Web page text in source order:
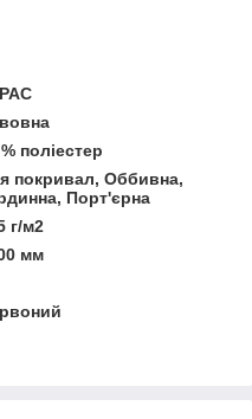
поліестер
покривал, Оббивна,
Порт'єрна
г/м2
мм